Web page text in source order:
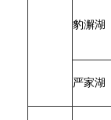
豹澥湖
严家湖